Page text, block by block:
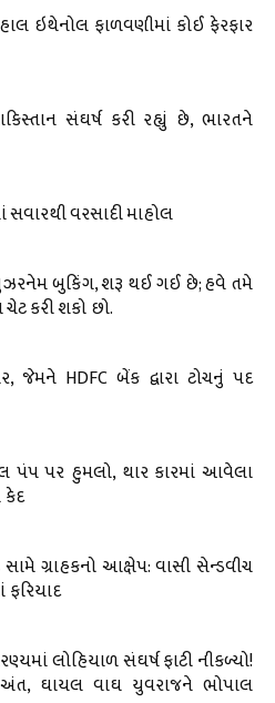
હાલ ઇથેનોલ ફાળવણીમાં કોઈ ફેરફાર
સંઘર્ષ કરી રહ્યું છે, ભારતને
સવારથી વરસાદી માહોલ
બુકિંગ, શરૂ થઈ ગઈ છે; હવે તમે
ચેટ કરી શકો છો.
જેમને HDFC બેંક દ્વારા ટોચનું પદ
પંપ પર હુમલો, થાર કારમાં આવેલા
કેદ
સામે ગ્રાહકનો આક્ષેપ: વાસી સેન્ડવીચ
લોહિયાળ સંઘર્ષ ફાટી નીકળ્યો!
અંત, ઘાયલ વાઘ યુવરાજને ભોપાલ